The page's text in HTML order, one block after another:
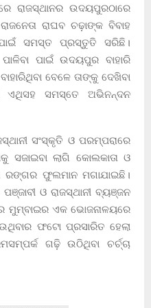
ରାଜସ୍ଥାନର ଉଦୟପୁରଠାରେ
ରାଘବ ଚଢ଼ାଙ୍କ ବିବାହ
ସମସ୍ତ ପ୍ରସ୍ତୁତି ସରିଛି।
ପାଇଁ ଉଦୟପୁର ବାହାରି
ବେଳେ ତାଙ୍କୁ ଦେଖିବା
ସମସ୍ତେ ଅଭିନନ୍ଦନ
ସଂସ୍କୃତି ଓ ପରମ୍ପରାରେ
ସଜାଇବା ଲାଗି କୋଲକାତା ଓ
ଫୁଲମାନ ମଗାଯାଇଛି।
ଓ ରାଜସ୍ଥାନୀ ବ୍ୟଞ୍ଜନ
ମୁମ୍ବାଇର ଏକ ଭୋଜନାଳୟରେ
ଫଟୋ ପ୍ରସାରିତ ହେଲା
ଗଢ଼ି ଉଠିଥିବା ଚର୍ଚ୍ଚା